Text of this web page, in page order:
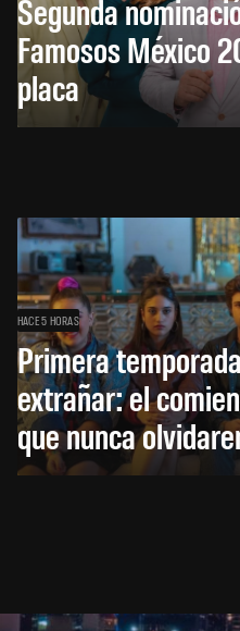
Segunda
Famosos México
placa
HACE 5 HORAS
Primera
extrañar: el
que nunca